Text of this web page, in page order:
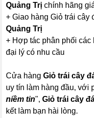
Quảng Trị chính hãng
+ Giao hàng Giỏ trái
Quảng Trị
+ Hợp tác phân phối các
đại lý có nhu cầu
Cửa hàngGiỏ trái cây
uy tín làm hàng đầu, với
niềm tin",Giỏ trái cây
kết làm bạn hài lòng.